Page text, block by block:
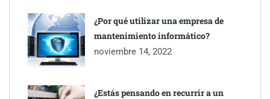
impermeabilización de las viviendas antes de las vacaciones
Servimudanzas supera las 3.000 reseñas con 4,8 estrellas en
mudanzas en Barcelona
¿Por qué utilizar una empresa de
mantenimiento informático?
noviembre 14, 2022
¿Estás pensando en recurrir a un